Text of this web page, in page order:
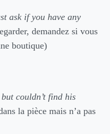
ask if you have any
demandez si vous
boutique)
couldn’t find his
la pièce mais n’a pas